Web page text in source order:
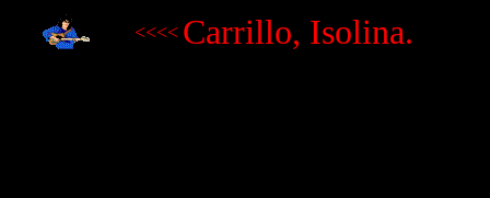
<<<< Carrillo, Isolina.